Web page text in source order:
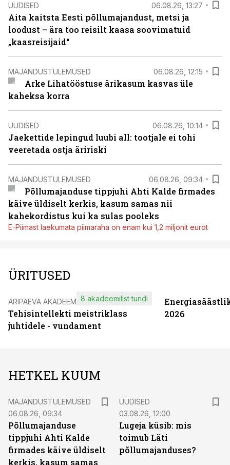
UUDISED 06.08.26, 13:27
Aita kaitsta Eesti põllumajandust, metsi ja
loodust – ära too reisilt kaasa soovimatuid
„kaasreisijaid“
MAJANDUSTULEMUSED 06.08.26, 12:15
Arke Lihatööstuse ärikasum kasvas üle
kaheksa korra
UUDISED 06.08.26, 10:14
Jaekettide lepingud luubi all: tootjale ei tohi
veeretada ostja äririski
MAJANDUSTULEMUSED 06.08.26, 09:34
Põllumajanduse tippjuhi Ahti Kalde firmades
käive üldiselt kerkis, kasum samas nii
kahekordistus kui ka sulas pooleks
E-Piimast laekumata piimaraha on enam kui 1,2 miljonit eurot
ÜRITUSED
ÄRIPÄEVA AKADEEMIA
Tehisintellekti meistriklass
juhtidele - vundament
8 akadeemilist tundi
2026
HETKEL KUUM
MAJANDUSTULEMUSED
06.08.26, 09:34
Põllumajanduse
tippjuhi Ahti Kalde
firmades käive üldiselt
kerkis, kasum samas
UUDISED
03.08.26, 12:00
Lugeja küsib: mis
toimub Läti
põllumajanduses?